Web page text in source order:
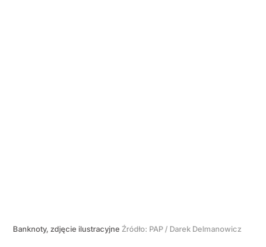
Banknoty, zdjęcie ilustracyjne Źródło: PAP / Darek Delmanowicz